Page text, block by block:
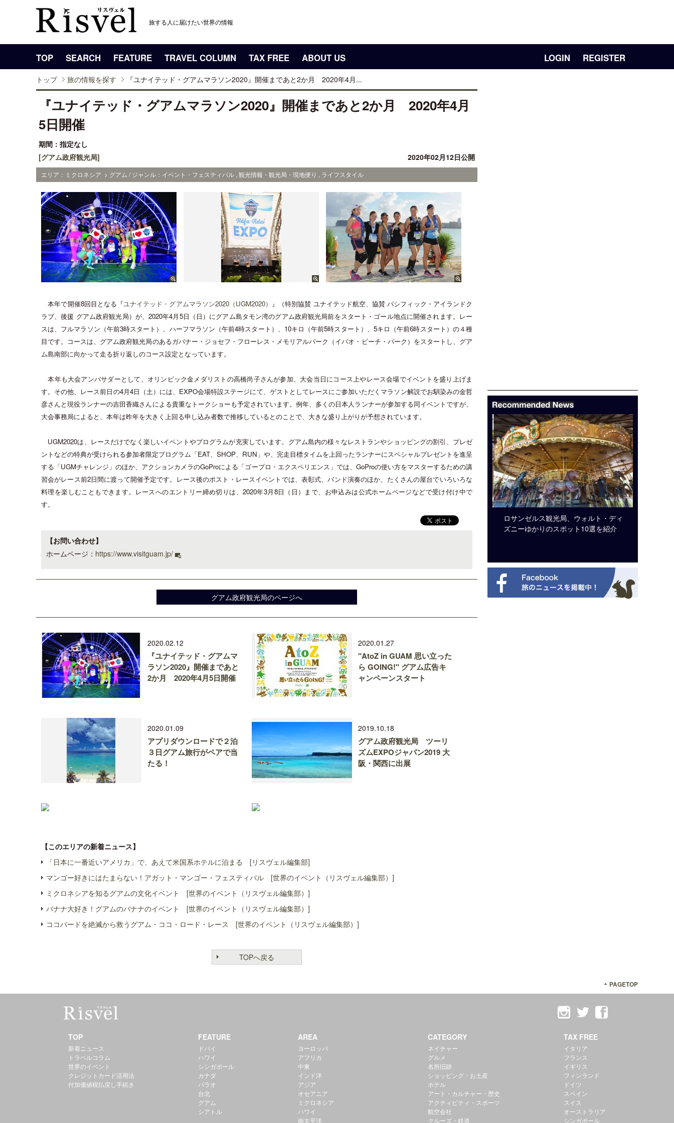
旅する人に届けたい世界の情報
TOP SEARCH FEATURE TRAVEL COLUMN TAX FREE ABOUT US LOGIN REGISTER
トップ 旅の情報を探す 『ユナイテッド・グアムマラソン2020』開催まであと2か月 2020年4月...
『ユナイテッド・グアムマラソン2020』開催まであと2か月 2020年4月
5日開催
期間：指定なし
[グアム政府観光局]
2020年02月12日公開
エリア：ミクロネシア > グアム / ジャンル：イベント・フェスティバル , 観光情報・観光局・現地便り , ライフスタイル
本年で開催8回目となる『ユナイテッド・グアムマラソン2020（UGM2020） 』（特別協賛 ユナイテッド航空、協賛 パシフィック・アイランドク
ラブ、後援 グアム政府観光局）が、2020年4月5日（日）にグアム島タモン湾のグアム政府観光局前をスタート・ゴール地点に開催されます。レー
スは、フルマラソン（午前3時スタート）、ハーフマラソン（午前4時スタート）、 10キロ（午前5時スタート）、 5キロ（午前6時スタート）の４種
目です。コースは、グアム政府観光局のあるガバナー・ジョセフ・フローレス・メモリアルパーク（イパオ・ビーチ・パーク）をスタートし、グア
ム島南部に向かって走る折り返しのコース設定となっています。
本年も大会アンバサダーとして、オリンピック金メダリストの高橋尚子さんが参加、大会当日にコース上やレース会場でイベントを盛り上げま
す。その他、レース前日の4月4日（土）には、 EXPO会場特設ステージにて、ゲストとしてレースにご参加いただくマラソン解説でお馴染みの金哲
彦さんと現役ランナーの吉田香織さんによる貴重なトークショーも予定されています。例年、多くの日本人ランナーが参加する同イベントですが、
大会事務局によると、本年は昨年を大きく上回る申し込み者数で推移しているとのことで、大きな盛り上がりが予想されています。
UGM2020は、レースだけでなく楽しいイベントやプログラムが充実しています。グアム島内の様々なレストランやショッピングの割引、プレゼ
ントなどの特典が受けられる参加者限定プログラム「EAT、 SHOP、 RUN 」や、完走目標タイムを上回ったランナーにスペシャルプレゼントを進呈
する「UGMチャレンジ」のほか、アクションカメラのGoProによる「ゴープロ・エクスペリエンス」では、 GoProの使い方をマスターするための講
習会がレース前2日間に渡って開催予定です。レース後のポスト・レースイベントでは、表彰式、バンド演奏のほか、たくさんの屋台でいろいろな
料理を楽しむこともできます。レースへのエントリー締め切りは、 2020年3月8日（日）まで、お申込みは公式ホームページなどで受け付け中で
す。
【お問い合わせ】
ホームページ： https://www.visitguam.jp/
グアム政府観光局のページへ
2020.02.12
『ユナイテッド・グアムマ
ラソン2020』開催まであと
2か月 2020年4月5日開催
2020.01.27
"AtoZ in GUAM 思い立った
ら GOING!" グアム広告キ
ャンペーンスタート
2020.01.09
アプリダウンロードで２泊
３日グアム旅行がペアで当
たる！
2019.10.18
グアム政府観光局 ツーリ
ズムEXPOジャパン2019 大
阪・関西に出展
【このエリアの新着ニュース】
「日本に一番近いアメリカ」で、あえて米国系ホテルに泊まる [リスヴェル編集部]
マンゴー好きにはたまらない！アガット・マンゴー・フェスティバル [世界のイベント（リスヴェル編集部）]
ミクロネシアを知るグアムの文化イベント [世界のイベント（リスヴェル編集部）]
バナナ大好き！グアムのバナナのイベント [世界のイベント（リスヴェル編集部）]
ココバードを絶滅から救うグアム・ココ・ロード・レース [世界のイベント（リスヴェル編集部）]
TOPへ戻る
開業50周年に合わせ「ザ ビュッフェ
アット ハイアット」のメニューを刷
ロサンゼルス観光局、ウォルト・ディ
ズニーゆかりのスポット10選を紹介
PAGETOP
TOP
新着ニュース
トラベルコラム
世界のイベント
クレジットカード活用法
付加価値税払戻し手続き
FEATURE
ドバイ
ハワイ
シンガポール
カナダ
パラオ
台北
グアム
シアトル
AREA
ヨーロッパ
アフリカ
中東
インド洋
アジア
オセアニア
ミクロネシア
ハワイ
南太平洋
CATEGORY
ネイチャー
グルメ
名所旧跡
ショッピング・お土産
ホテル
アート・カルチャー・歴史
アクティビティ・スポーツ
航空会社
クルーズ・鉄道
TAX FREE
イタリア
フランス
イギリス
フィンランド
ドイツ
スペイン
スイス
オーストラリア
シンガポール